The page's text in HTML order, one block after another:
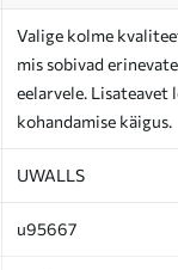
Valige kolme
mis sobivad
eelarvele. Lisateavet
kohandamise käigus.
UWALLS
u95667